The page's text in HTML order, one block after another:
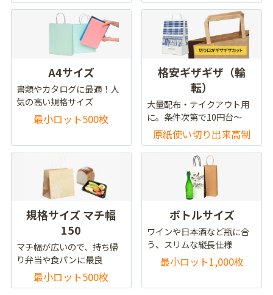
A4サイズ
書類やカタログに最適！人
気の高い規格サイズ
最小ロット500枚
格安ギザギザ（輪
転）
大量配布・テイクアウト用
に。条件次第で10円台～
原紙使い切り出来高制
規格サイズ マチ幅
150
マチ幅が広いので、持ち帰
り弁当や食パンに最良
最小ロット500枚
ボトルサイズ
ワインや日本酒など瓶に合
う、スリムな縦長仕様
最小ロット1,000枚